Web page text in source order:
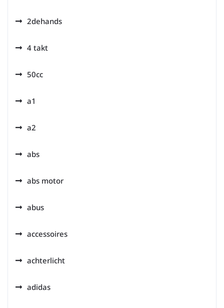
2dehands
4 takt
50cc
a1
a2
abs
abs motor
abus
accessoires
achterlicht
adidas